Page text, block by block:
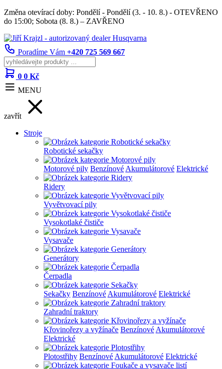
Změna otevírací doby: Pondělí - Pondělí (3. - 10. 8.) - OTEVŘENO
do 15:00; Sobota (8. 8.) – ZAVŘENO
Poradíme Vám +420 725 569 667
0 0 Kč
MENU
zavřít
Stroje
Robotické sekačky
Motorové pily Benzínové Akumulátorové Elektrické
Ridery
Vyvětvovací pily
Vysokotlaké čističe
Vysavače
Generátory
Čerpadla
Sekačky Benzínové Akumulátorové Elektrické
Zahradní traktory
Křovinořezy a vyžínače Benzínové Akumulátorové
Elektrické
Plotostřihy Benzínové Akumulátorové Elektrické